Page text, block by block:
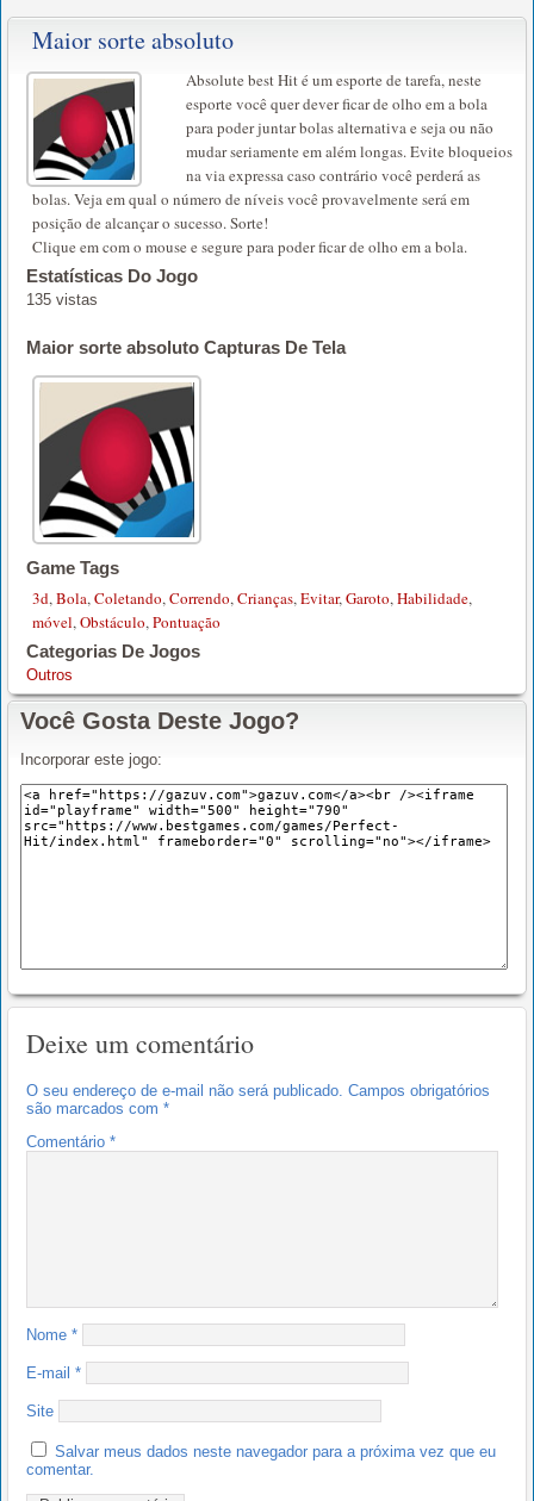
Maior sorte absoluto
Absolute best Hit é um esporte de tarefa, neste
esporte você quer dever ficar de olho em a bola
para poder juntar bolas alternativa e seja ou não
mudar seriamente em além longas. Evite bloqueios
na via expressa caso contrário você perderá as
bolas. Veja em qual o número de níveis você provavelmente será em
posição de alcançar o sucesso. Sorte!
Clique em com o mouse e segure para poder ficar de olho em a bola.
Estatísticas Do Jogo
135 vistas
Maior sorte absoluto Capturas De Tela
Game Tags
3d,Bola,Coletando,Correndo,Crianças,Evitar,Garoto,Habilidade,
móvel,Obstáculo,Pontuação
Categorias De Jogos
Outros
Você Gosta Deste Jogo?
Incorporar este jogo:
Deixe um comentário
O seu endereço de e-mail não será publicado. Campos obrigatórios
são marcados com *
Comentário *
Nome *
E-mail *
Site
Salvar meus dados neste navegador para a próxima vez que eu
comentar.